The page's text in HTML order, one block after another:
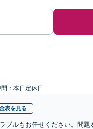
：本日定休日
表を見る
ブルもお任せください。問